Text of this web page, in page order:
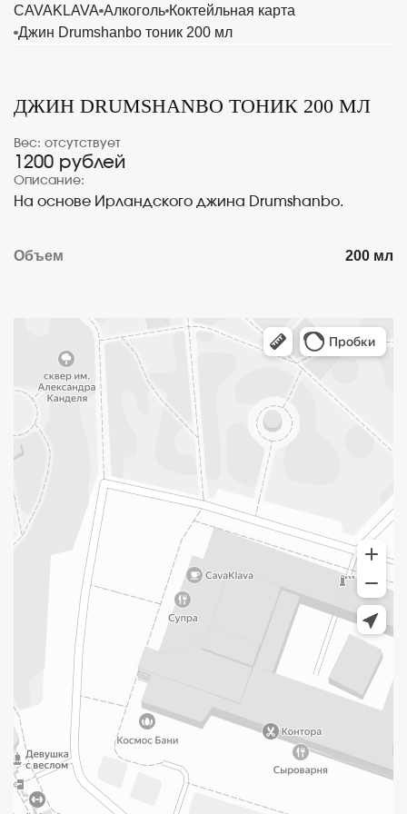
CAVAKLAVA Алкоголь Коктейльная карта
Джин Drumshanbo тоник 200 мл
ДЖИН DRUMSHANBO ТОНИК 200 МЛ
Вес: отсутствует
1200 рублей
Описание:
На основе Ирландского джина Drumshanbo.
Объем 200 мл